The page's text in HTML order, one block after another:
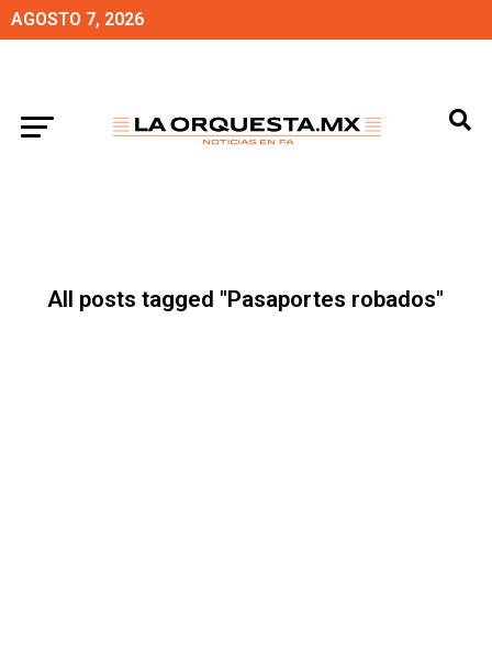
AGOSTO 7, 2026
All posts tagged "Pasaportes robados"